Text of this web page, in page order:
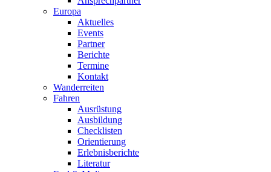
Europa
Aktuelles
Events
Partner
Berichte
Termine
Kontakt
Wanderreiten
Fahren
Ausrüstung
Ausbildung
Checklisten
Orientierung
Erlebnisberichte
Literatur